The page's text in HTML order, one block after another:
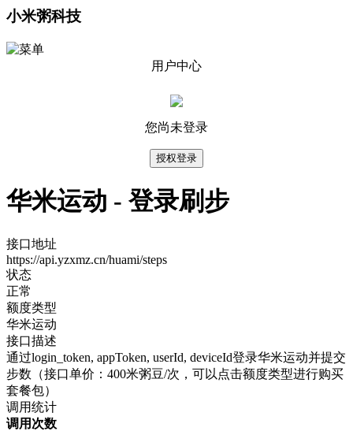
小米粥科技
用户中心
您尚未登录
授权登录
华米运动 - 登录刷步
接口地址
https://api.yzxmz.cn/huami/steps
状态
正常
额度类型
华米运动
接口描述
通过login_token, appToken, userId, deviceId登录华米运动并提交
步数（接口单价：400米粥豆/次，可以点击额度类型进行购买
套餐包）
调用统计
调用次数